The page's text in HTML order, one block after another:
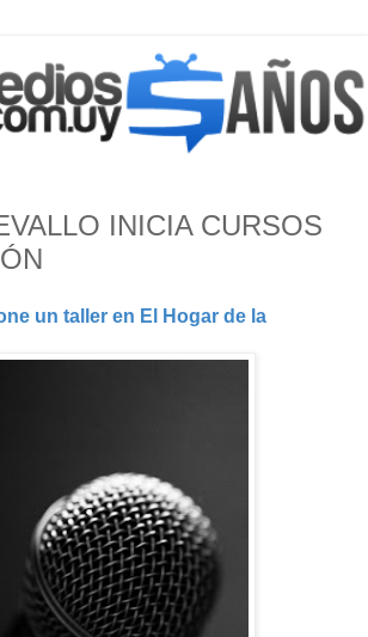
INICIA CURSOS
un taller en El Hogar de la